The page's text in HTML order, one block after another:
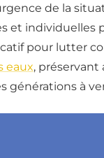
de la
et individuelles
pour lutter
eaux, préservant
générations à